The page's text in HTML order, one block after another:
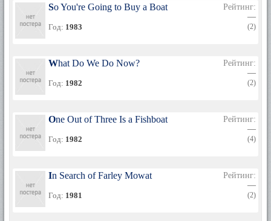
So You're Going to Buy a Boat
Год: 1983
Рейтинг:
—
(2)
What Do We Do Now?
Год: 1982
Рейтинг:
—
(2)
One Out of Three Is a Fishboat
Год: 1982
Рейтинг:
—
(4)
In Search of Farley Mowat
Год: 1981
Рейтинг:
—
(2)